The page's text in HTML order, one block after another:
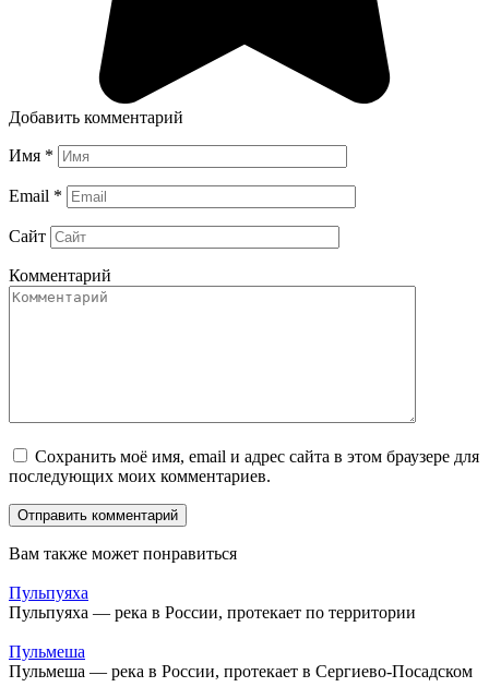
Добавить комментарий
Имя *
Email *
Сайт
Комментарий
Сохранить моё имя, email и адрес сайта в этом браузере для
последующих моих комментариев.
Вам также может понравиться
Пульпуяха
Пульпуяха — река в России, протекает по территории
Пульмеша
Пульмеша — река в России, протекает в Сергиево-Посадском